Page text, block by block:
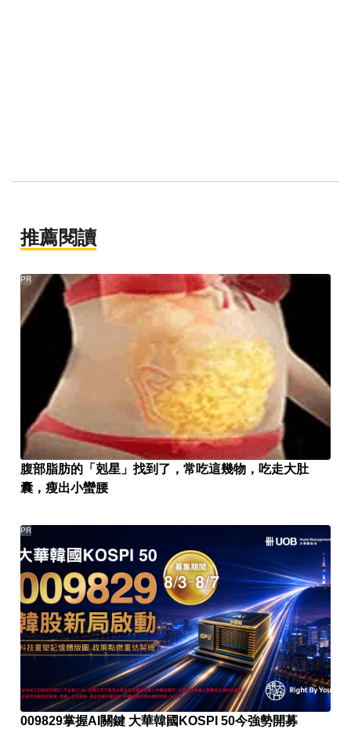
推薦閱讀
腹部脂肪的「剋星」找到了，常吃這幾物，吃走大肚
囊，瘦出小蠻腰
PR
009829掌握AI關鍵 大華韓國KOSPI 50今強勢開募
PR